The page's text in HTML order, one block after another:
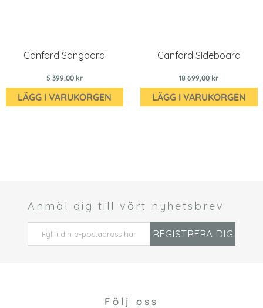
Canford Sängbord
5 399,00 kr
LÄGG I VARUKORGEN
Canford Sideboard
18 699,00 kr
LÄGG I VARUKORGEN
Anmäl dig till vårt nyhetsbrev
REGISTRERA DIG
Följ oss